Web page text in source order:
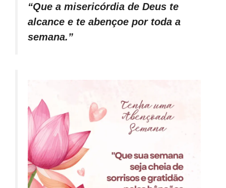
“Que a misericórdia de Deus te
alcance e te abençoe por toda a
semana.”